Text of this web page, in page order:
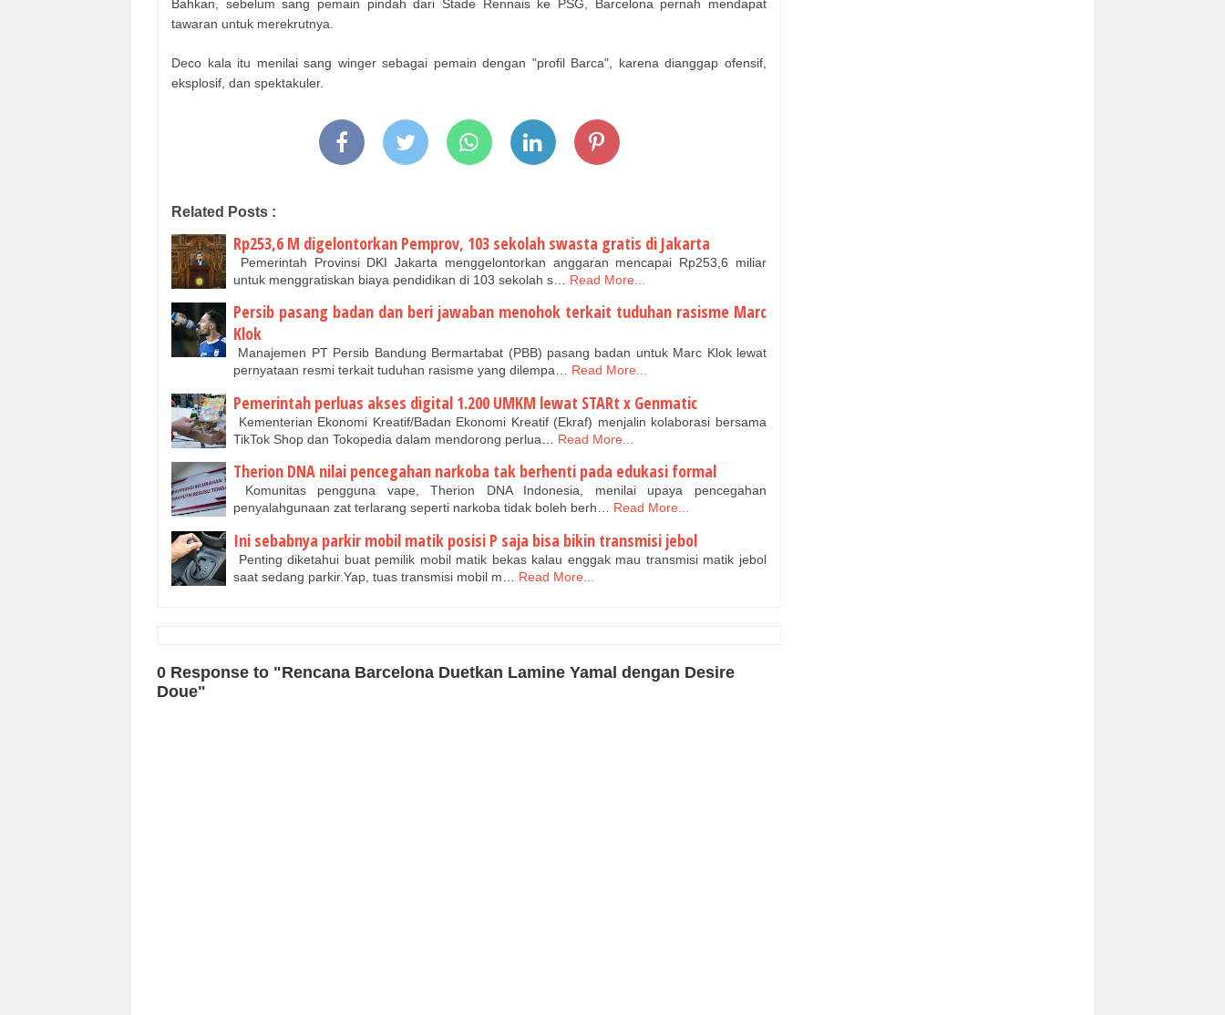
Bahkan, sebelum sang pemain pindah dari Stade Rennais ke PSG, Barcelona pernah mendapat
tawaran untuk merekrutnya.
Deco kala itu menilai sang winger sebagai pemain dengan "profil Barca", karena dianggap ofensif,
eksplosif, dan spektakuler.
Related Posts :
Rp253,6 M digelontorkan Pemprov, 103 sekolah swasta gratis di Jakarta
Pemerintah Provinsi DKI Jakarta menggelontorkan anggaran mencapai Rp253,6 miliar
untuk menggratiskan biaya pendidikan di 103 sekolah s…
Read More...
Persib pasang badan dan beri jawaban menohok terkait tuduhan rasisme Marc
Klok
Manajemen PT Persib Bandung Bermartabat (PBB) pasang badan untuk Marc Klok lewat
pernyataan resmi terkait tuduhan rasisme yang dilempa… Read More...
Pemerintah perluas akses digital 1.200 UMKM lewat STARt x Genmatic
Kementerian Ekonomi Kreatif/Badan Ekonomi Kreatif (Ekraf) menjalin kolaborasi bersama
TikTok Shop dan Tokopedia dalam mendorong perlua…
Read More...
Therion DNA nilai pencegahan narkoba tak berhenti pada edukasi formal
Komunitas pengguna vape, Therion DNA Indonesia, menilai upaya pencegahan
penyalahgunaan zat terlarang seperti narkoba tidak boleh berh… Read More...
Ini sebabnya parkir mobil matik posisi P saja bisa bikin transmisi jebol
Penting diketahui buat pemilik mobil matik bekas kalau enggak mau transmisi matik jebol
saat sedang parkir.Yap, tuas transmisi mobil m…
Read More...
0 Response to "Rencana Barcelona Duetkan Lamine Yamal dengan Desire
Doue"